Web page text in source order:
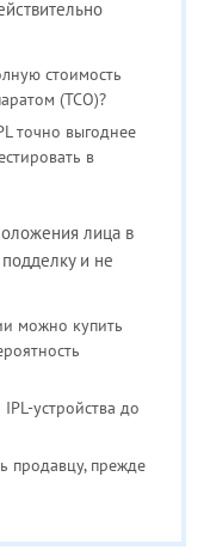
стоимость
(TCO)?
точно выгоднее
в
лица в
и не
можно купить
устройства до
продавцу, прежде